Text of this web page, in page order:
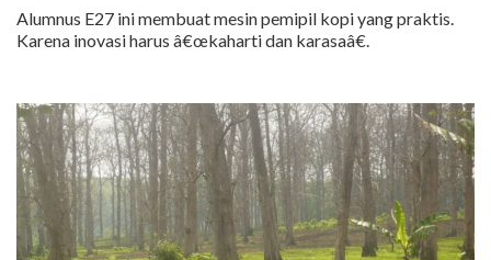
Alumnus E27 ini membuat mesin pemipil kopi yang praktis.
Karena inovasi harus â€œkaharti dan karasaâ€.